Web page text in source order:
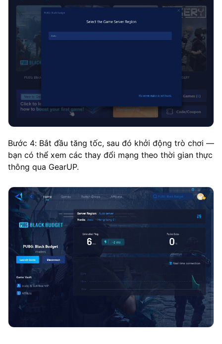
Bước 4: Bắt đầu tăng tốc, sau đó khởi động trò chơi —
bạn có thể xem các thay đổi mạng theo thời gian thực
thông qua GearUP.